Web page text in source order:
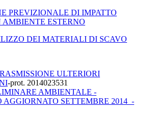
PREVIZIONALE DI IMPATTO
AMBIENTE ESTERNO
DEI MATERIALI DI SCAVO
ULTERIORI
-prot. 2014023531
AMBIENTALE -
AGGIORNATO SETTEMBRE 2014 -